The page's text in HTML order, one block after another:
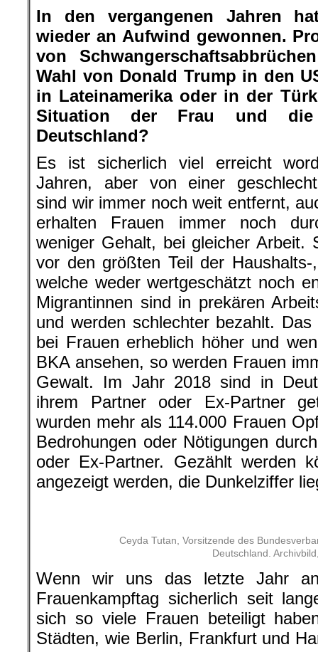
In den vergangenen Jahren
wieder an Aufwind gewonnen.
von
Wahl von Donald Trump in den
in Lateinamerika oder in der
Situation der Frau und die
Deutschland?
Es ist sicherlich viel erreicht
Jahren, aber von einer
sind wir immer noch weit entfernt,
erhalten Frauen immer noch
weniger Gehalt, bei gleicher Arbeit.
vor den größten Teil der
welche weder wertgeschätzt noch
Migrantinnen sind in prekären
und werden schlechter bezahlt.
bei Frauen erheblich höher und
BKA ansehen, so werden Frauen
Gewalt. Im Jahr 2018 sind in
ihrem Partner oder Ex-Partner
wurden mehr als 114.000 Frauen
Bedrohungen oder Nötigungen
oder Ex-Partner. Gezählt werden
angezeigt werden, die Dunkelziffer
Ceyda Tutan, Vorsitzende des
Deutschland.
Wenn wir uns das letzte Jahr
Frauenkampftag sicherlich seit
sich so viele Frauen beteiligt
Städten, wie Berlin, Frankfurt und